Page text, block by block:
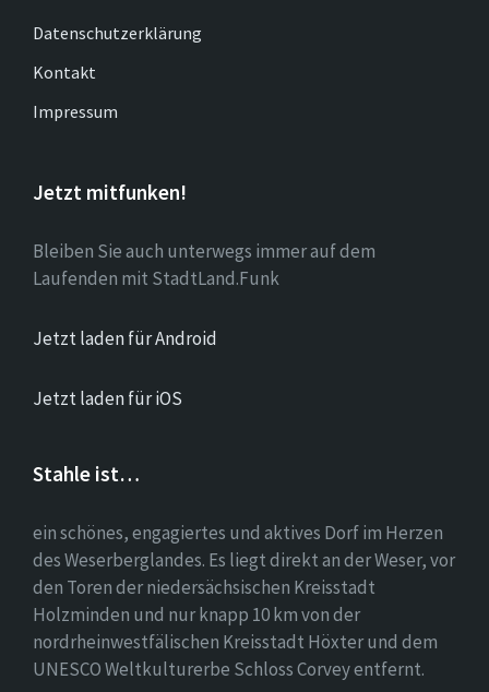
Datenschutzerklärung
Kontakt
Impressum
Jetzt mitfunken!
Bleiben Sie auch unterwegs immer auf dem
Laufenden mit StadtLand.Funk
Jetzt laden für Android
Jetzt laden für iOS
Stahle ist…
ein schönes, engagiertes und aktives Dorf im Herzen
des Weserberglandes. Es liegt direkt an der Weser, vor
den Toren der niedersächsischen Kreisstadt
Holzminden und nur knapp 10 km von der
nordrheinwestfälischen Kreisstadt Höxter und dem
UNESCO Weltkulturerbe Schloss Corvey entfernt.